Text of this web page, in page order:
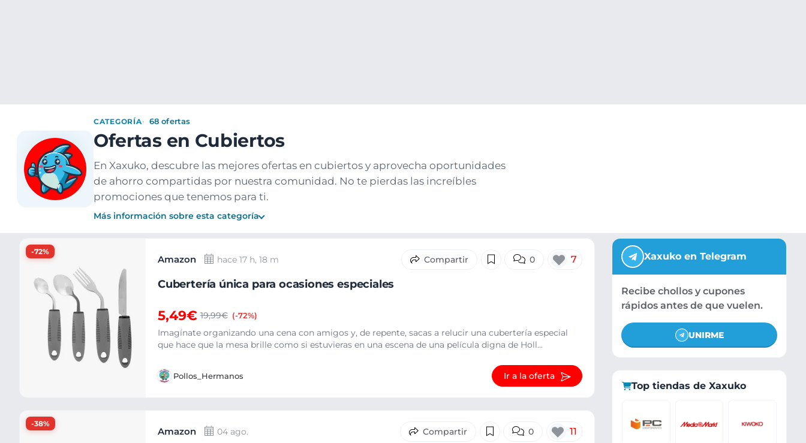
CATEGORÍA 68 ofertas
Ofertas en Cubiertos
En Xaxuko, descubre las mejores ofertas en cubiertos y aprovecha oportunidades
de ahorro compartidas por nuestra comunidad. No te pierdas las increíbles
promociones que tenemos para ti.
Más información sobre esta categoría
-72%
Amazon hace 17 h, 18 m 0 7
Cubertería única para ocasiones especiales
5,49€ 19,99€ (-72%)
Imagínate organizando una cena con amigos y, de repente, sacas a relucir una cubertería especial
que hace que la mesa brille como si estuvieras en una escena de una película digna de Holl...
Pollos_Hermanos Ir a la oferta
-38%
Amazon 04 ago. 0 11
Xaxuko en Telegram
Recibe chollos y cupones
rápidos antes de que vuelen.
UNIRME
Top tiendas de Xaxuko